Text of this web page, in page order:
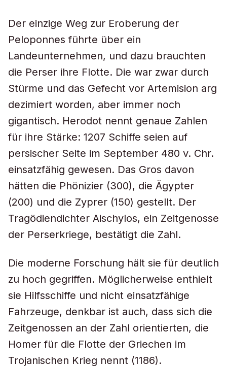
Der einzige Weg zur Eroberung der
Peloponnes führte über ein
Landeunternehmen, und dazu brauchten
die Perser ihre Flotte. Die war zwar durch
Stürme und das Gefecht vor Artemision arg
dezimiert worden, aber immer noch
gigantisch. Herodot nennt genaue Zahlen
für ihre Stärke: 1207 Schiffe seien auf
persischer Seite im September 480 v. Chr.
einsatzfähig gewesen. Das Gros davon
hätten die Phönizier (300), die Ägypter
(200) und die Zyprer (150) gestellt. Der
Tragödiendichter Aischylos, ein Zeitgenosse
der Perserkriege, bestätigt die Zahl.
Die moderne Forschung hält sie für deutlich
zu hoch gegriffen. Möglicherweise enthielt
sie Hilfsschiffe und nicht einsatzfähige
Fahrzeuge, denkbar ist auch, dass sich die
Zeitgenossen an der Zahl orientierten, die
Homer für die Flotte der Griechen im
Trojanischen Krieg nennt (1186).